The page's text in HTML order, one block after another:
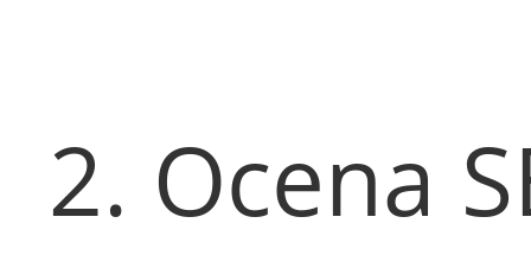
2. Ocena